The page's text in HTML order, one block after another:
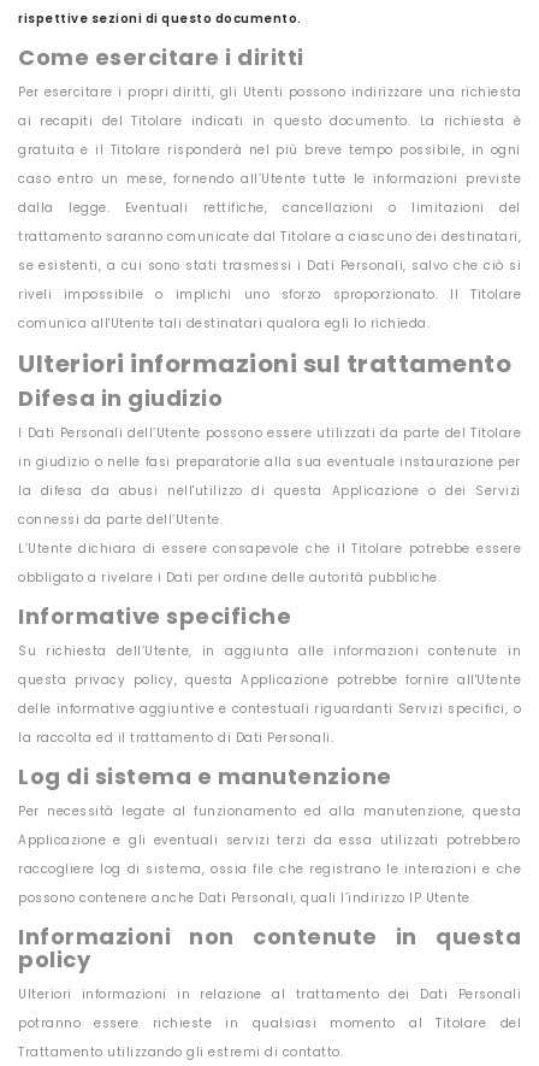
rispettive sezioni di questo documento.
Come esercitare i diritti
Per esercitare i propri diritti, gli Utenti possono indirizzare una richiesta
ai recapiti del Titolare indicati in questo documento. La richiesta è
gratuita e il Titolare risponderà nel più breve tempo possibile, in ogni
caso entro un mese, fornendo all’Utente tutte le informazioni previste
dalla legge. Eventuali rettifiche, cancellazioni o limitazioni del
trattamento saranno comunicate dal Titolare a ciascuno dei destinatari,
se esistenti, a cui sono stati trasmessi i Dati Personali, salvo che ciò si
riveli impossibile o implichi uno sforzo sproporzionato. Il Titolare
comunica all'Utente tali destinatari qualora egli lo richieda.
Ulteriori informazioni sul trattamento
Difesa in giudizio
I Dati Personali dell’Utente possono essere utilizzati da parte del Titolare
in giudizio o nelle fasi preparatorie alla sua eventuale instaurazione per
la difesa da abusi nell'utilizzo di questa Applicazione o dei Servizi
connessi da parte dell’Utente.
L’Utente dichiara di essere consapevole che il Titolare potrebbe essere
obbligato a rivelare i Dati per ordine delle autorità pubbliche.
Informative specifiche
Su richiesta dell’Utente, in aggiunta alle informazioni contenute in
questa privacy policy, questa Applicazione potrebbe fornire all'Utente
delle informative aggiuntive e contestuali riguardanti Servizi specifici, o
la raccolta ed il trattamento di Dati Personali.
Log di sistema e manutenzione
Per necessità legate al funzionamento ed alla manutenzione, questa
Applicazione e gli eventuali servizi terzi da essa utilizzati potrebbero
raccogliere log di sistema, ossia file che registrano le interazioni e che
possono contenere anche Dati Personali, quali l’indirizzo IP Utente.
Informazioni non contenute in questa
policy
Ulteriori informazioni in relazione al trattamento dei Dati Personali
potranno essere richieste in qualsiasi momento al Titolare del
Trattamento utilizzando gli estremi di contatto.